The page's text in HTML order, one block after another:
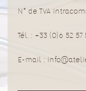
N° de TVA
Tél. : +33 (0)6 52 57
E-mail :